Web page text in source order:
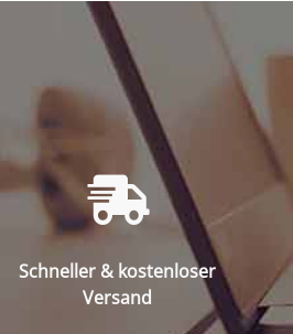
Schneller & kostenloser
Versand